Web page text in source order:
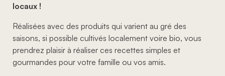
locaux !
Réalisées avec des produits qui varient au gré des
saisons, si possible cultivés localement voire bio, vous
prendrez plaisir à réaliser ces recettes simples et
gourmandes pour votre famille ou vos amis.